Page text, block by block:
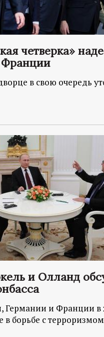
четверка»
Франции
в свою очередь
и Олланд
Германии и Франции в
в борьбе с терроризмом